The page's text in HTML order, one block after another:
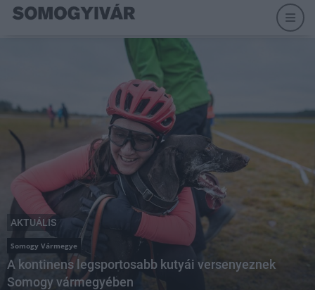
AKTUÁLIS
Somogy Vármegye
A kontinens legsportosabb kutyái versenyeznek
Somogy vármegyében